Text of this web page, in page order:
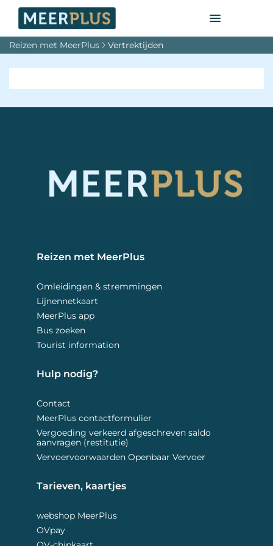
Reizen met MeerPlus Vertrektijden
Reizen met MeerPlus
Omleidingen & stremmingen
Lijnennetkaart
MeerPlus app
Bus zoeken
Tourist information
Hulp nodig?
Contact
MeerPlus contactformulier
Vergoeding verkeerd afgeschreven saldo
aanvragen (restitutie)
Vervoervoorwaarden Openbaar Vervoer
Tarieven, kaartjes
webshop MeerPlus
OVpay